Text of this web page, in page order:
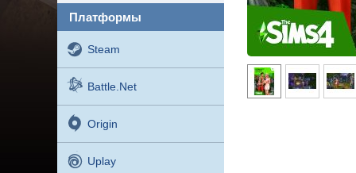
платформы
Steam
Battle.net
Origin
Uplay